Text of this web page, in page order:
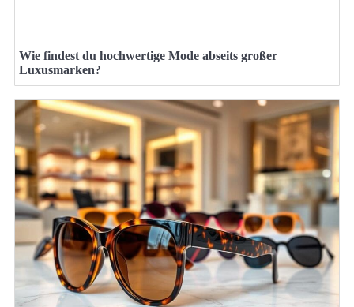
Wie findest du hochwertige Mode abseits großer
Luxusmarken?